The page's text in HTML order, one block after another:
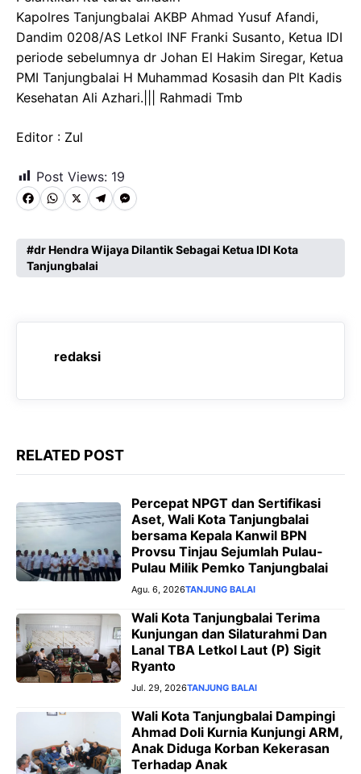
Kapolres Tanjungbalai AKBP Ahmad Yusuf Afandi,
Dandim 0208/AS Letkol INF Franki Susanto, Ketua IDI
periode sebelumnya dr Johan El Hakim Siregar, Ketua
PMI Tanjungbalai H Muhammad Kosasih dan Plt Kadis
Kesehatan Ali Azhari.||| Rahmadi Tmb
Editor : Zul
Post Views: 19
F
c
e
o
W
a
t
A
p
X T
l
e
r
a
M
s
s
n
r
dr Hendra Wijaya Dilantik Sebagai Ketua IDI Kota
Tanjungbalai
redaksi
RELATED POST
Percepat NPGT dan Sertifikasi
Aset, Wali Kota Tanjungbalai
bersama Kepala Kanwil BPN
Provsu Tinjau Sejumlah Pulau-
Pulau Milik Pemko Tanjungbalai
Agu. 6, 2026TANJUNG BALAI
Wali Kota Tanjungbalai Terima
Kunjungan dan Silaturahmi Dan
Lanal TBA Letkol Laut (P) Sigit
Ryanto
Jul. 29, 2026TANJUNG BALAI
Wali Kota Tanjungbalai Dampingi
Ahmad Doli Kurnia Kunjungi ARM,
Anak Diduga Korban Kekerasan
Terhadap Anak